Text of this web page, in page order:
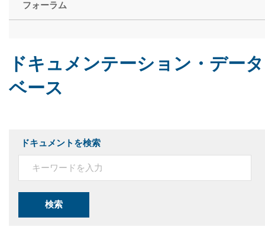
フォーラム
ドキュメンテーション・データ
ベース
ドキュメントを検索
検索